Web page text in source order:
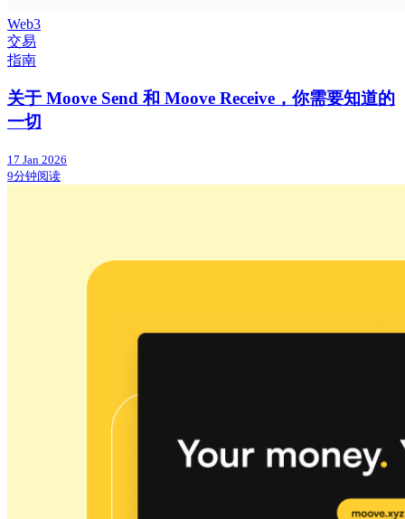
Web3
交易
指南
关于 Moove Send 和 Moove Receive，你需要知道的
一切
17 Jan 2026
9分钟阅读